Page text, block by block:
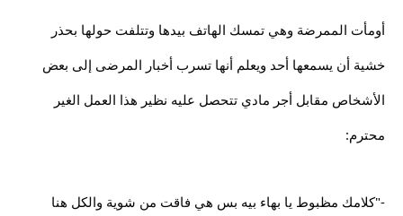
أومأت الممرضة وهي تمسك الهاتف بيدها وتتلفت حولها بحذر
خشية أن يسمعها أحد ويعلم أنها تسرب أخبار المرضى إلى بعض
الأشخاص مقابل أجر مادي تتحصل عليه نظير هذا العمل الغير
محترم:
-"كلامك مظبوط يا بهاء بيه بس هي فاقت من شوية والكل هنا